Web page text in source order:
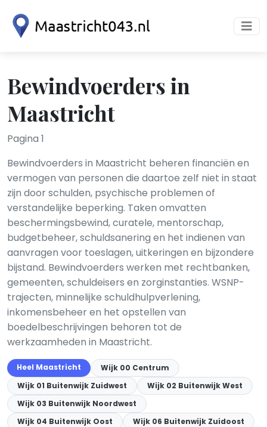
Bewindvoerders in
Maastricht
Pagina 1
Bewindvoerders in Maastricht beheren financiën en
vermogen van personen die daartoe zelf niet in staat
zijn door schulden, psychische problemen of
verstandelijke beperking. Taken omvatten
beschermingsbewind, curatele, mentorschap,
budgetbeheer, schuldsanering en het indienen van
aanvragen voor toeslagen, uitkeringen en bijzondere
bijstand. Bewindvoerders werken met rechtbanken,
gemeenten, schuldeisers en zorginstanties. WSNP-
trajecten, minnelijke schuldhulpverlening,
inkomensbeheer en het opstellen van
boedelbeschrijvingen behoren tot de
werkzaamheden in Maastricht.
Heel Maastricht
Wijk 00 Centrum
Wijk 01 Buitenwijk Zuidwest
Wijk 02 Buitenwijk West
Wijk 03 Buitenwijk Noordwest
Wijk 04 Buitenwijk Oost
Wijk 06 Buitenwijk Zuidoost